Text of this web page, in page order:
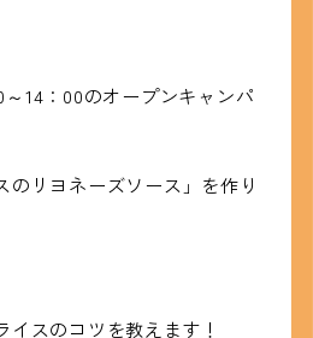
14：00のオープンキャンパ
のリヨネーズソース」を作り
スのコツを教えます！